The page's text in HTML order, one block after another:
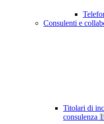
Consulenti e
Titolari di
consulenza